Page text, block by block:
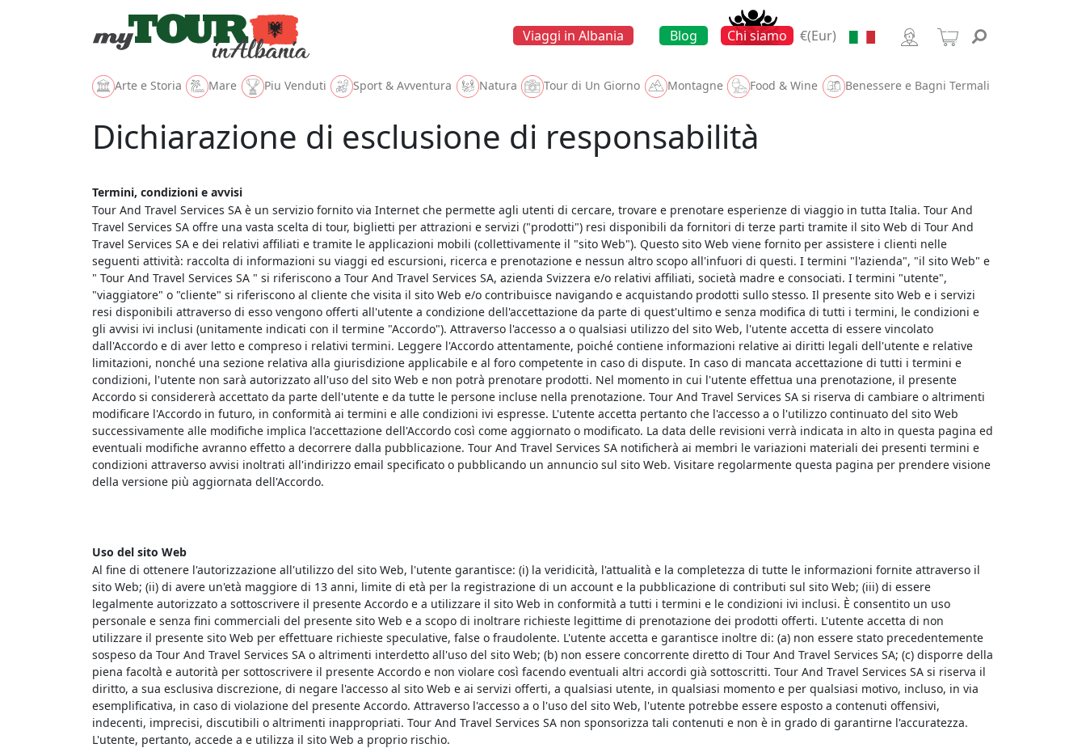
Viaggi in Albania Blog Chi siamo €(Eur)
Arte e Storia Mare Piu Venduti Sport & Avventura Natura Tour di Un Giorno Montagne Food & Wine Benessere e Bagni Termali
Dichiarazione di esclusione di responsabilità
Termini, condizioni e avvisi
Tour And Travel Services SA è un servizio fornito via Internet che permette agli utenti di cercare, trovare e prenotare esperienze di viaggio in tutta Italia. Tour And
Travel Services SA offre una vasta scelta di tour, biglietti per attrazioni e servizi ("prodotti") resi disponibili da fornitori di terze parti tramite il sito Web di Tour And
Travel Services SA e dei relativi affiliati e tramite le applicazioni mobili (collettivamente il "sito Web"). Questo sito Web viene fornito per assistere i clienti nelle
seguenti attività: raccolta di informazioni su viaggi ed escursioni, ricerca e prenotazione e nessun altro scopo all'infuori di questi. I termini "l'azienda", "il sito Web" e
" Tour And Travel Services SA " si riferiscono a Tour And Travel Services SA, azienda Svizzera e/o relativi affiliati, società madre e consociati. I termini "utente",
"viaggiatore" o "cliente" si riferiscono al cliente che visita il sito Web e/o contribuisce navigando e acquistando prodotti sullo stesso. Il presente sito Web e i servizi
resi disponibili attraverso di esso vengono offerti all'utente a condizione dell'accettazione da parte di quest'ultimo e senza modifica di tutti i termini, le condizioni e
gli avvisi ivi inclusi (unitamente indicati con il termine "Accordo"). Attraverso l'accesso a o qualsiasi utilizzo del sito Web, l'utente accetta di essere vincolato
dall'Accordo e di aver letto e compreso i relativi termini. Leggere l'Accordo attentamente, poiché contiene informazioni relative ai diritti legali dell'utente e relative
limitazioni, nonché una sezione relativa alla giurisdizione applicabile e al foro competente in caso di dispute. In caso di mancata accettazione di tutti i termini e
condizioni, l'utente non sarà autorizzato all'uso del sito Web e non potrà prenotare prodotti. Nel momento in cui l'utente effettua una prenotazione, il presente
Accordo si considererà accettato da parte dell'utente e da tutte le persone incluse nella prenotazione. Tour And Travel Services SA si riserva di cambiare o altrimenti
modificare l'Accordo in futuro, in conformità ai termini e alle condizioni ivi espresse. L'utente accetta pertanto che l'accesso a o l'utilizzo continuato del sito Web
successivamente alle modifiche implica l'accettazione dell'Accordo così come aggiornato o modificato. La data delle revisioni verrà indicata in alto in questa pagina ed
eventuali modifiche avranno effetto a decorrere dalla pubblicazione. Tour And Travel Services SA notificherà ai membri le variazioni materiali dei presenti termini e
condizioni attraverso avvisi inoltrati all'indirizzo email specificato o pubblicando un annuncio sul sito Web. Visitare regolarmente questa pagina per prendere visione
della versione più aggiornata dell'Accordo.
Uso del sito Web
Al fine di ottenere l'autorizzazione all'utilizzo del sito Web, l'utente garantisce: (i) la veridicità, l'attualità e la completezza di tutte le informazioni fornite attraverso il
sito Web; (ii) di avere un'età maggiore di 13 anni, limite di età per la registrazione di un account e la pubblicazione di contributi sul sito Web; (iii) di essere
legalmente autorizzato a sottoscrivere il presente Accordo e a utilizzare il sito Web in conformità a tutti i termini e le condizioni ivi inclusi. È consentito un uso
personale e senza fini commerciali del presente sito Web e a scopo di inoltrare richieste legittime di prenotazione dei prodotti offerti. L'utente accetta di non
utilizzare il presente sito Web per effettuare richieste speculative, false o fraudolente. L'utente accetta e garantisce inoltre di: (a) non essere stato precedentemente
sospeso da Tour And Travel Services SA o altrimenti interdetto all'uso del sito Web; (b) non essere concorrente diretto di Tour And Travel Services SA; (c) disporre della
piena facoltà e autorità per sottoscrivere il presente Accordo e non violare così facendo eventuali altri accordi già sottoscritti. Tour And Travel Services SA si riserva il
diritto, a sua esclusiva discrezione, di negare l'accesso al sito Web e ai servizi offerti, a qualsiasi utente, in qualsiasi momento e per qualsiasi motivo, incluso, in via
esemplificativa, in caso di violazione del presente Accordo. Attraverso l'accesso a o l'uso del sito Web, l'utente potrebbe essere esposto a contenuti offensivi,
indecenti, imprecisi, discutibili o altrimenti inappropriati. Tour And Travel Services SA non sponsorizza tali contenuti e non è in grado di garantirne l'accuratezza.
L'utente, pertanto, accede a e utilizza il sito Web a proprio rischio.